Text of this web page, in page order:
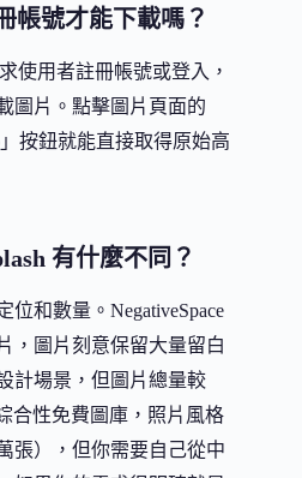
帳號才能下載嗎？
使用者註冊帳號或登入，
圖片。點擊圖片頁面的
」按鈕就能直接取得原始高
有什麼不同？
和數量。NegativeSpace
，圖片刻意保留大量留白
計場景，但圖片總量較
合性免費圖庫，照片風格
張），但你需要自己從中